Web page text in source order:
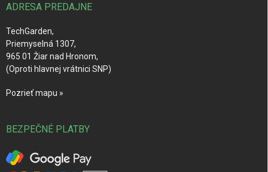
ADRESA PREDAJNE
TechGarden,
Priemyselná 1307,
965 01 Žiar nad Hronom,
(Oproti hlavnej vrátnici SNP)
Pozrieť mapu »
BEZPEČNÉ PLATBY